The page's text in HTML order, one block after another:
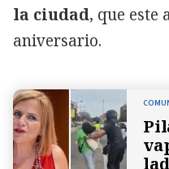
la ciudad, que este
aniversario.